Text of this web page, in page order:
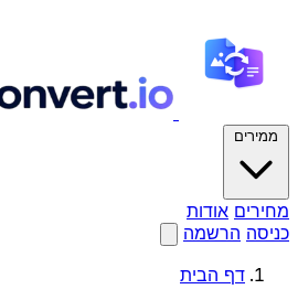
ממירים
מחירים אודות
כניסה הרשמה
דף הבית